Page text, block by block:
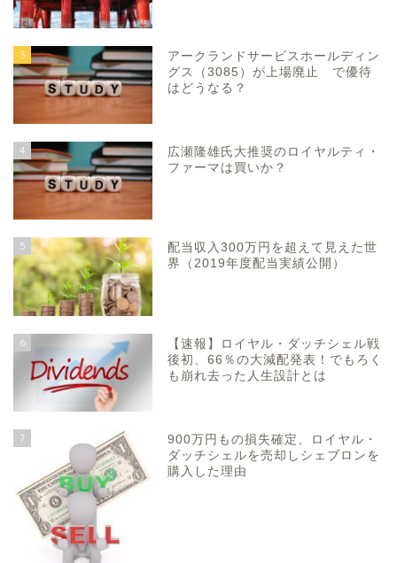
3
アークランドサービスホールディン
グス（3085）が上場廃止 で優待
はどうなる？
4
広瀬隆雄氏大推奨のロイヤルティ・
ファーマは買いか？
5
配当収入300万円を超えて見えた世
界（2019年度配当実績公開）
6
【速報】ロイヤル・ダッチシェル戦
後初、66％の大減配発表！でもろく
も崩れ去った人生設計とは
7
900万円もの損失確定、ロイヤル・
ダッチシェルを売却しシェブロンを
購入した理由